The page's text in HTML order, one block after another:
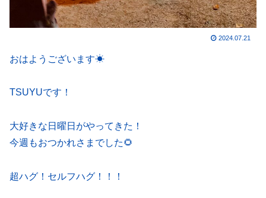
2024.07.21
おはようございます☀
TSUYUです！
大好きな日曜日がやってきた！
今週もおつかれさまでした🌻
超ハグ！セルフハグ！！！